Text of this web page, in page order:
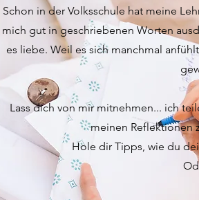
Schon in der Volksschule hat meine
mich gut in geschriebenen Worten
es liebe. Weil es sich manchmal
Lass dich von mir mitnehmen... ich
meinen Reflektionen
Hole dir Tipps, wie du